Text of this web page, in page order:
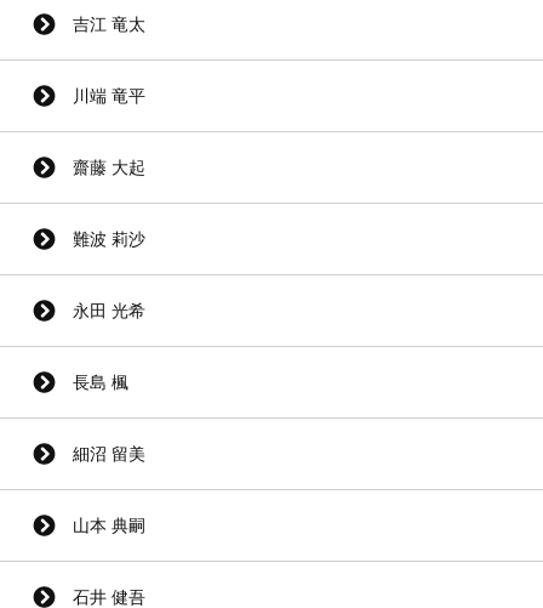
吉江 竜太
川端 竜平
齋藤 大起
難波 莉沙
永田 光希
長島 楓
細沼 留美
山本 典嗣
石井 健吾